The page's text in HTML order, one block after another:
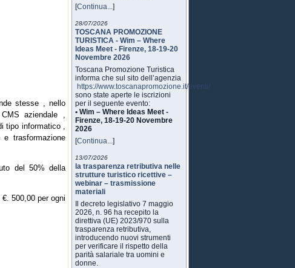
stesse , nello
aziendale ,
tipo informatico ,
trasformazione
del 50% della
500,00 per ogni
[Continua...]
28/07/2026
TOSCANA PROMOZIONE
TURISTICA - Wim – Where
Ideas Meet - Firenze, 18-19-20
Novembre 2026
Toscana Promozione Turistica
informa che sul sito dell’agenzia
https://www.toscanapromozione.it/eventi/
sono state aperte le iscrizioni
per il seguente evento:
• Wim – Where Ideas Meet -
Firenze, 18-19-20 Novembre
2026
[Continua...]
13/07/2026
la trasparenza retributiva nelle
strutture turistico ricettive –
webinar – trasmissione
materiali
Il decreto legislativo 7 maggio
2026, n. 96 ha recepito la
direttiva (UE) 2023/970 sulla
trasparenza retributiva,
introducendo nuovi strumenti
per verificare il rispetto della
parità salariale tra uomini e
donne.